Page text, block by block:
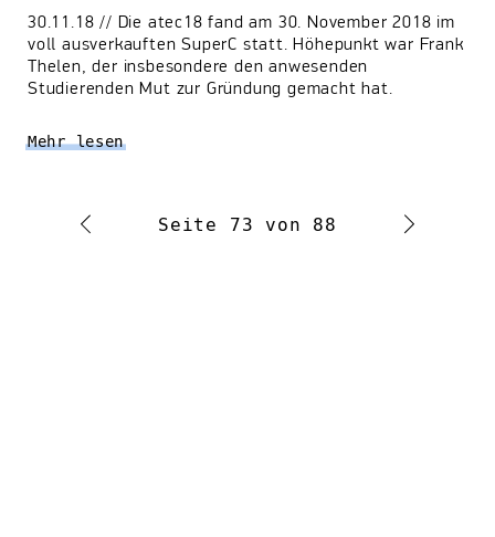
30.11.18 // Die atec18 fand am 30. November 2018 im
voll ausverkauften SuperC statt. Höhepunkt war Frank
Thelen, der insbesondere den anwesenden
Studierenden Mut zur Gründung gemacht hat.
Mehr lesen
Seite 73 von 88